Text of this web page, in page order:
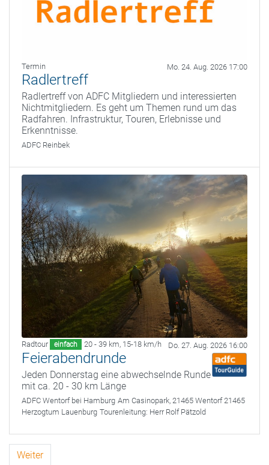
Termin Mo. 24. Aug. 2026 17:00
Radlertreff
Radlertreff von ADFC Mitgliedern und interessierten
Nichtmitgliedern. Es geht um Themen rund um das
Radfahren. Infrastruktur, Touren, Erlebnisse und
Erkenntnisse.
ADFC Reinbek
Radtour einfach 20 - 39 km, 15-18 km/h Do. 27. Aug. 2026 16:00
Feierabendrunde
Jeden Donnerstag eine abwechselnde Runde
mit ca. 20 - 30 km Länge
ADFC Wentorf bei Hamburg Am Casinopark, 21465 Wentorf 21465
Herzogtum Lauenburg Tourenleitung: Herr Rolf Pätzold
Weiter